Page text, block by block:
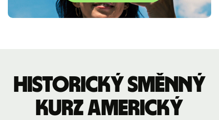
Historický směnný
kurz americký